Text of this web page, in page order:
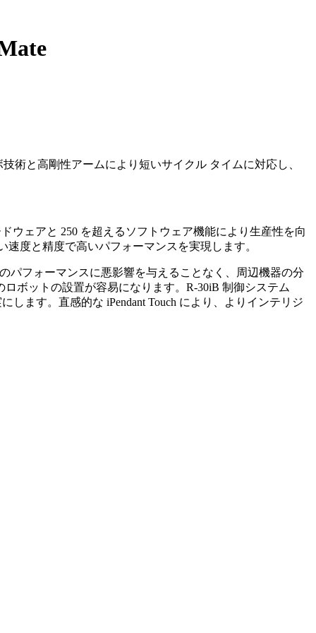
術と高剛性アームにより短いサイクル タイムに対応し、
ウェアと 250 を超えるソフトウェア機能により生産性を向
度と精度で高いパフォーマンスを実現します。
パフォーマンスに悪影響を与えることなく、周辺機器の分
ボットの設置が容易になります。R-30iB 制御システム
ます。直感的な iPendant Touch により、よりインテリジ